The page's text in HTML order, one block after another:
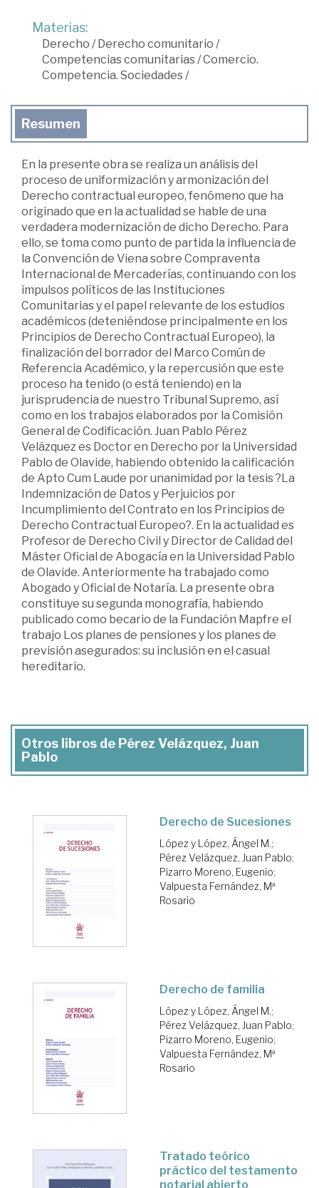
Materias:
Derecho / Derecho comunitario /
Competencias comunitarias/Comercio.
Competencia. Sociedades/
Resumen
En la presente obra se realiza un análisis del
proceso de uniformización y armonización del
Derecho contractual europeo, fenómeno que ha
originado que en la actualidad se hable de una
verdadera modernización de dicho Derecho. Para
ello, se toma como punto de partida la influencia de
la Convención de Viena sobre Compraventa
Internacional de Mercaderías, continuando con los
impulsos políticos de las Instituciones
Comunitarias y el papel relevante de los estudios
académicos (deteniéndose principalmente en los
Principios de Derecho Contractual Europeo), la
finalización del borrador del Marco Común de
Referencia Académico, y la repercusión que este
proceso ha tenido (o está teniendo) en la
jurisprudencia de nuestro Tribunal Supremo, así
como en los trabajos elaborados por la Comisión
General de Codificación. Juan Pablo Pérez
Velázquez es Doctor en Derecho por la Universidad
Pablo de Olavide, habiendo obtenido la calificación
de Apto Cum Laude por unanimidad por la tesis ?La
Indemnización de Datos y Perjuicios por
Incumplimiento del Contrato en los Principios de
Derecho Contractual Europeo?. En la actualidad es
Profesor de Derecho Civil y Director de Calidad del
Máster Oficial de Abogacía en la Universidad Pablo
de Olavide. Anteriormente ha trabajado como
Abogado y Oficial de Notaría. La presente obra
constituye su segunda monografía, habiendo
publicado como becario de la Fundación Mapfre el
trabajo Los planes de pensiones y los planes de
previsión asegurados: su inclusión en el casual
hereditario.
Otros libros de Pérez Velázquez, Juan
Pablo
Derecho de Sucesiones
López y López, Ángel M.;
Pérez Velázquez, Juan Pablo;
Pizarro Moreno, Eugenio;
Valpuesta Fernández, Mª
Rosario
Derecho de familia
López y López, Ángel M.;
Pérez Velázquez, Juan Pablo;
Pizarro Moreno, Eugenio;
Valpuesta Fernández, Mª
Rosario
Tratado teórico
práctico del testamento
notarial abierto